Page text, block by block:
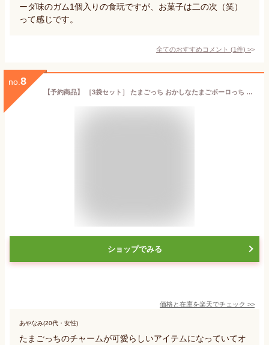
ーダ味のガム1個入りの食玩ですが、お菓子は二の次（笑）
って感じです。
全てのおすすめコメント (1件) >
no. 8
【予約商品】 ［3袋セット］ たまごっち おかしなたまごボーロっち パッケージチャームつき3 ［バラ売り］ランダム
ショップでみる
価格と在庫を楽天でチェック >>
あやなみ(20代・女性)
たまごっちのチャームが可愛らしいアイテムになっていてオ